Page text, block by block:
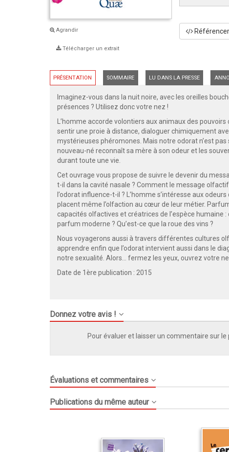
Agrandir
Télécharger un extrait
PRÉSENTATION SOMMAIRE LU DANS LA PRESSE
Imaginez-vous dans la nuit noire, avec les oreilles
présences ? Utilisez donc votre nez !
L’homme accorde volontiers aux animaux des
sentir une proie à distance, dialoguer chimiquement
mystérieuses phéromones. Mais notre odorat n’est
nouveau-né reconnaît sa mère à son odeur et les
durant toute une vie.
Cet ouvrage vous propose de suivre le devenir du
t-il dans la cavité nasale ? Comment le message
l’odorat influence-t-il ? L’homme s’intéresse aux
placent même l’olfaction au cœur de leur métier.
capacités olfactives et créatrices de l’espèce
parfum moderne ? Qu’est-ce que la roue des vins ?
Nous voyagerons aussi à travers différentes cultures
apprendre enfin que l’odorat intervient aussi dans le
notre sexualité. Alors… fermez les yeux, ouvrez votre
Date de 1ère publication : 2015
Donnez votre avis !
Pour évaluer et laisser un commentaire sur
Évaluations et commentaires
Publications du même auteur